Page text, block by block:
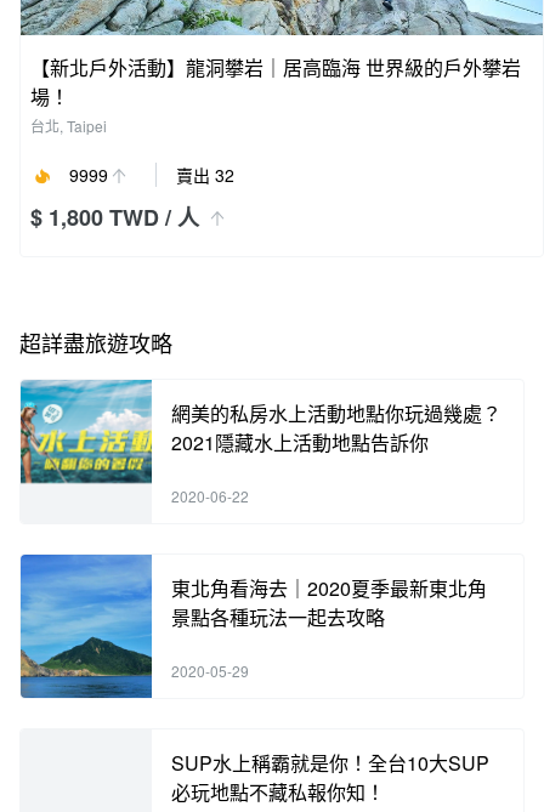
【新北戶外活動】龍洞攀岩｜居高臨海 世界級的戶外攀岩
場！
台北, Taipei
9999 賣出 32
$ 1,800 TWD/ 人
超詳盡旅遊攻略
網美的私房水上活動地點你玩過幾處？
2021隱藏水上活動地點告訴你
2020-06-22
東北角看海去｜2020夏季最新東北角
景點各種玩法一起去攻略
2020-05-29
SUP水上稱霸就是你！全台10大SUP
必玩地點不藏私報你知！